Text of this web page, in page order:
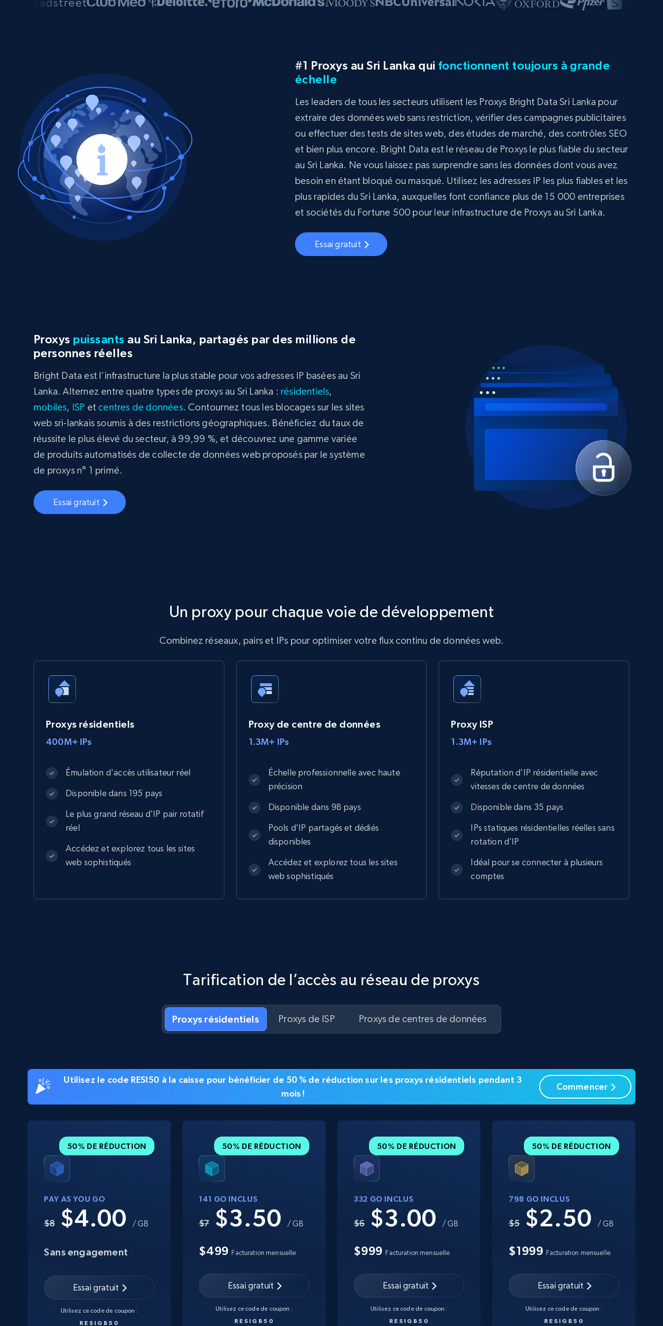
#1 Proxys au Sri Lanka qui fonctionnent toujours à grande
échelle
Les leaders de tous les secteurs utilisent les Proxys Bright Data Sri Lanka pour
extraire des données web sans restriction, vérifier des campagnes publicitaires
ou effectuer des tests de sites web, des études de marché, des contrôles SEO
et bien plus encore. Bright Data est le réseau de Proxys le plus fiable du secteur
au Sri Lanka. Ne vous laissez pas surprendre sans les données dont vous avez
besoin en étant bloqué ou masqué. Utilisez les adresses IP les plus fiables et les
plus rapides du Sri Lanka, auxquelles font confiance plus de 15 000 entreprises
et sociétés du Fortune 500 pour leur infrastructure de Proxys au Sri Lanka.
Essai gratuit
Proxys puissants au Sri Lanka, partagés par des millions de
personnes réelles
Bright Data est l’infrastructure la plus stable pour vos adresses IP basées au Sri
Lanka. Alternez entre quatre types de proxys au Sri Lanka : résidentiels,
mobiles, ISP et centres de données. Contournez tous les blocages sur les sites
web sri-lankais soumis à des restrictions géographiques. Bénéficiez du taux de
réussite le plus élevé du secteur, à 99,99 %, et découvrez une gamme variée
de produits automatisés de collecte de données web proposés par le système
de proxys n° 1 primé.
Essai gratuit
Un proxy pour chaque voie de développement
Combinez réseaux, pairs et IPs pour optimiser votre flux continu de données web.
Proxys résidentiels
400M+ IPs
Émulation d'accès utilisateur réel
Disponible dans 195 pays
Le plus grand réseau d'IP pair rotatif
réel
Accédez et explorez tous les sites
web sophistiqués
Proxy de centre de données
1.3M+ IPs
Échelle professionnelle avec haute
précision
Disponible dans 98 pays
Pools d'IP partagés et dédiés
disponibles
Accédez et explorez tous les sites
web sophistiqués
Proxy ISP
1.3M+ IPs
Réputation d'IP résidentielle avec
vitesses de centre de données
Disponible dans 35 pays
IPs statiques résidentielles réelles sans
rotation d'IP
Idéal pour se connecter à plusieurs
comptes
Tarification de l’accès au réseau de proxys
Proxys résidentiels Proxys de ISP Proxys de centres de données
Utilisez le code RESI50 à la caisse pour bénéficier de 50 % de réduction sur les proxys résidentiels pendant 3
mois !
Commencer
50% DE RÉDUCTION
PAY AS YOU GO
$8 $4.00 / GB
Sans engagement
Essai gratuit
Utilisez ce code de coupon :
RESIGB50
50% DE RÉDUCTION
141 GO INCLUS
$7 $3.50 / GB
$499Facturation mensuelle
Essai gratuit
Utilisez ce code de coupon :
RESIGB50
50% DE RÉDUCTION
332 GO INCLUS
$6 $3.00 / GB
$999Facturation mensuelle
Essai gratuit
Utilisez ce code de coupon :
RESIGB50
50% DE RÉDUCTION
798 GO INCLUS
$5 $2.50 / GB
$1999 Facturation mensuelle
Essai gratuit
Utilisez ce code de coupon :
RESIGB50